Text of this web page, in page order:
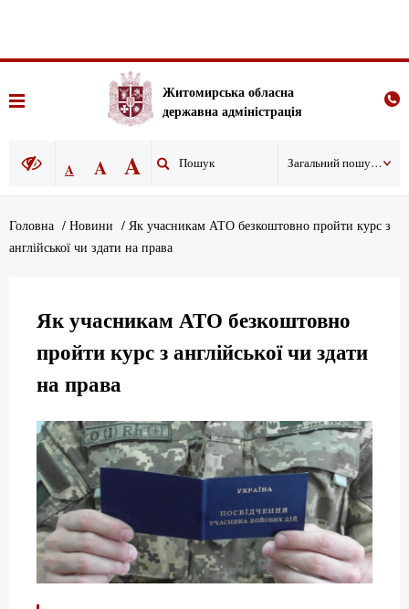
Житомирська обласна
державна адміністрація
A A A Загальний пошук по сайту
Головна / Новини / Як учасникам АТО безкоштовно пройти курс з
англійської чи здати на права
Як учасникам АТО безкоштовно
пройти курс з англійської чи здати
на права